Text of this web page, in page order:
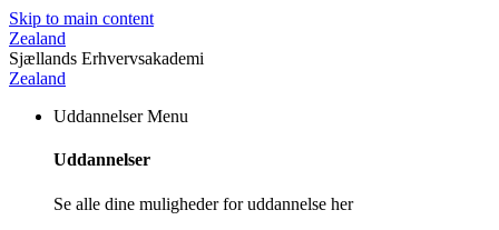
Skip to main content
Zealand
Sjællands Erhvervsakademi
Zealand
Uddannelser Menu
Uddannelser
Se alle dine muligheder for uddannelse her